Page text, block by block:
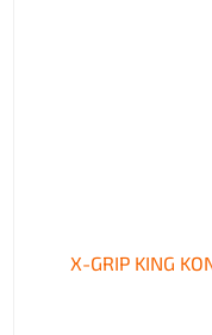
X-GRIP KING